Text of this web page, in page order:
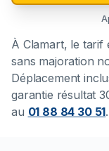
À Clamart, le tarif
sans majoration
Déplacement
garantie résultat
au 01 88 84 30 51.